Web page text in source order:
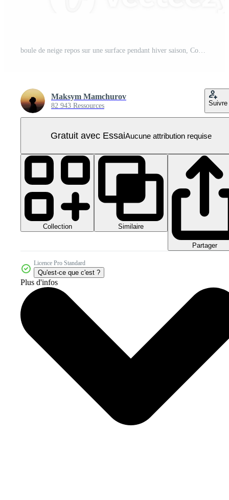
boule de neige repos sur une surface pendant hiver saison, Couper en dehors - Stock . PNG Pro
Maksym Mamchurov
82 943 Ressources Suivre
Gratuit avec EssaiAucune attribution requise
Collection Similaire
Partager
Licence Pro Standard
Qu'est-ce que c'est ?
Plus d'infos